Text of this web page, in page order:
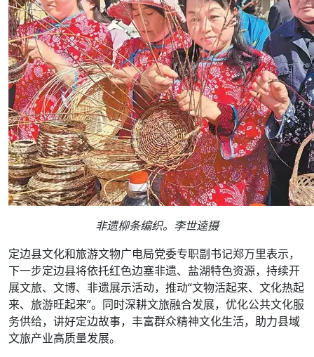
非遗柳条编织。李世逵摄
定边县文化和旅游文物广电局党委专职副书记郑万里表示，
下一步定边县将依托红色边塞非遗、盐湖特色资源，持续开
展文旅、文博、非遗展示活动，推动“文物活起来、文化热起
来、旅游旺起来”。同时深耕文旅融合发展，优化公共文化服
务供给，讲好定边故事，丰富群众精神文化生活，助力县域
文旅产业高质量发展。